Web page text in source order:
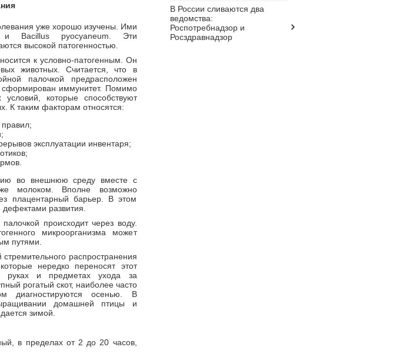
уже хорошо изучены. Ими
и Bacillus pyocyaneum. Эти
высокой патогенностью.
к условно-патогенным. Он
животных. Считается, что в
палочкой предрасположен
сформирован иммунитет. Помимо
которые способствуют
К таким факторам относятся:
эксплуатации инвентаря;
во внешнюю среду вместе с
молоком. Вполне возможно
плацентарный барьер. В этом
развития.
происходит через воду.
микроорганизма может
путями.
распространения
нередко переносят этот
руках и предметах ухода за
рогатый скот, наиболее часто
диагностируются осенью. В
домашней птицы и
зимой.
в пределах от 2 до 20 часов,
В России сливаются два
ведомства:
Роспотребнадзор и
Росздравнадзор